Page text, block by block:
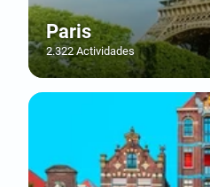
Paris
2.322 Actividades